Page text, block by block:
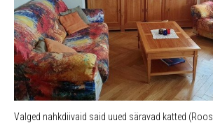
Valged nahkdiivaid said uued säravad katted